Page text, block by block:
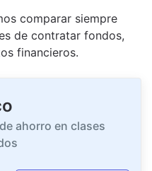
comparar siempre
de contratar fondos,
financieros.
ahorro en clases